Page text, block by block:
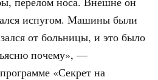
испугом. Машины были
от больницы, и это было
почему», —
«Секрет на